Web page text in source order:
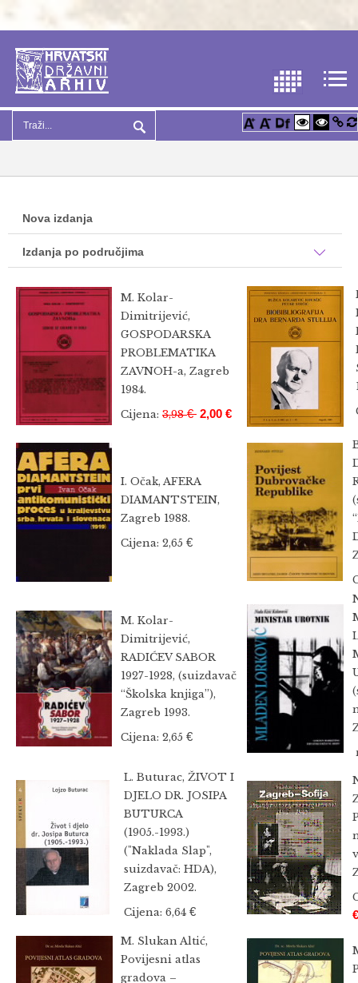
Nova izdanja
Izdanja po područjima
M. Kolar-
Dimitrijević,
GOSPODARSKA
PROBLEMATIKA
ZAVNOH-a, Zagreb
1984.
Cijena: 3,98€ 2,00 €
I. Očak, AFERA
DIAMANTSTEIN,
Zagreb 1988.
Cijena: 2,65 €
M. Kolar-
Dimitrijević,
RADIĆEV SABOR
1927-1928, (suizdavač
“Školska knjiga”),
Zagreb 1993.
Cijena: 2,65 €
L. Buturac, ŽIVOT I
DJELO DR. JOSIPA
BUTURCA
(1905.-1993.)
("Naklada Slap",
suizdavač: HDA),
Zagreb 2002.
Cijena: 6,64 €
€
M. Slukan Altić,
Povijesni atlas
gradova –